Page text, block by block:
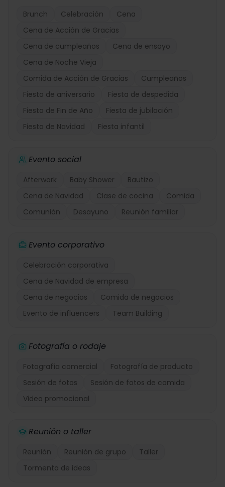
Brunch Celebración
Cena
Cena de Acción de Gracias
Cena de cumpleaños
Cena de ensayo
Cena de Noche Vieja
Comida de Acción de Gracias
Cumpleaños
Fiesta de aniversario
Fiesta de despedida
Fiesta de Fin de Año
Fiesta de jubilación
Fiesta de Navidad
Fiesta infantil
Evento social
Afterwork Baby Shower
Bautizo
Cena de Navidad
Clase de cocina
Comida
Comunión
Desayuno Reunión familiar
Evento corporativo
Celebración corporativa
Cena de Navidad de empresa
Cena de negocios
Comida de negocios
Evento de influencers
Team Building
Fotografía o rodaje
Fotografía comercial
Fotografía de producto
Sesión de fotos
Sesión de fotos de comida
Video promocional
Reunión o taller
Reunión Reunión de grupo
Taller
Tormenta de ideas